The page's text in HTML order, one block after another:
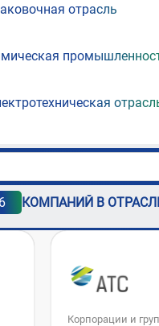
отрасль
6 КОМПАНИЙ В
Корпорации и